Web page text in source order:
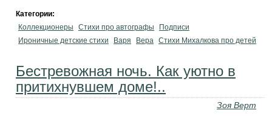
Категории:
Коллекционеры
Стихи про автографы
Подписи
Ироничные детские стихи
Варя Вера Стихи Михалкова про детей
Бестревожная ночь. Как уютно в
притихнувшем доме!..
Зоя Верт